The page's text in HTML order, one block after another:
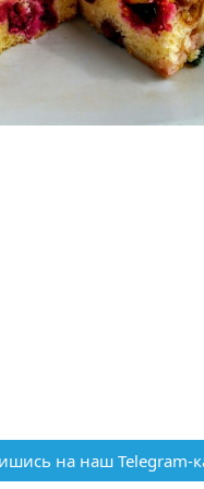
на наш Telegram-